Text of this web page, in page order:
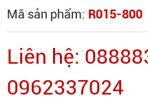
Mã sản phẩm: R015-800
Liên hệ:
0962337024